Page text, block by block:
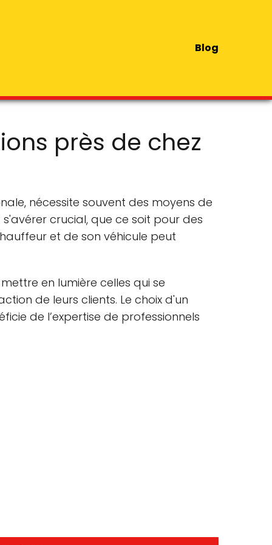
Blog
près de chez
nécessite souvent des moyens de
crucial, que ce soit pour des
et de son véhicule peut
en lumière celles qui se
de leurs clients. Le choix d'un
de l’expertise de professionnels